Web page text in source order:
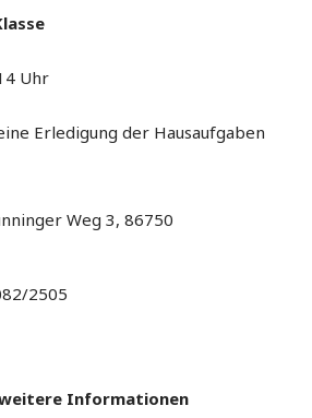
Uhr
Erledigung der Hausaufgaben
Weg 3, 86750
2505
Informationen